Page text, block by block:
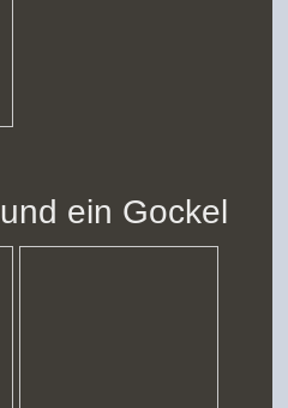
ein Gockel